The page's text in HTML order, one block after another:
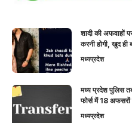
शादी की अफवाहों
करनी होगी, खुद ही
मध्यप्रदेश
मध्य प्रदेश पुलिस
फोर्स में 18 अफसरों
मध्यप्रदेश